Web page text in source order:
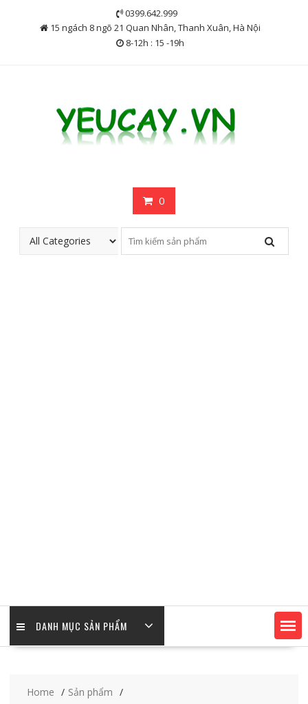
0399.642.999
15 ngách 8 ngõ 21 Quan Nhân, Thanh Xuân, Hà Nội
8-12h : 15 -19h
0
DANH MỤC SẢN PHẨM
Home
Sản phẩm